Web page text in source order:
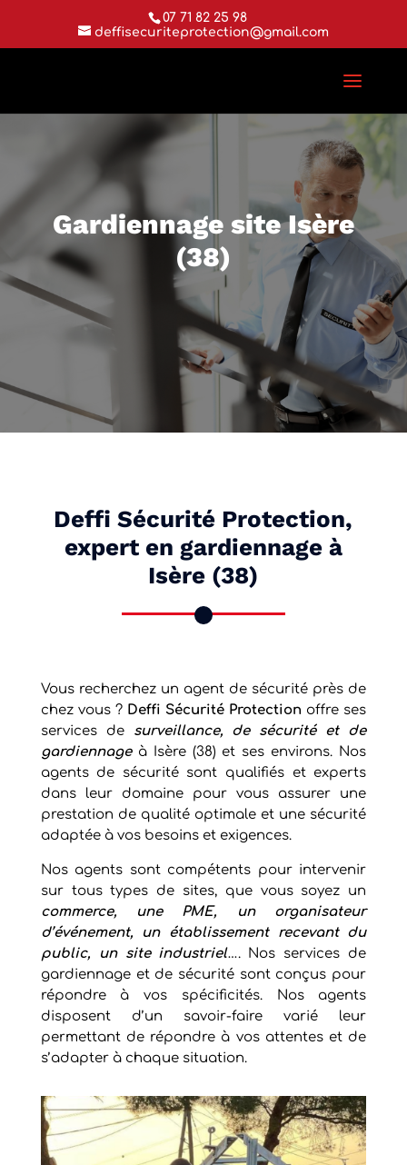
07 71 82 25 98
deffisecuriteprotection@gmail.com
Gardiennage site Isère
(38)
Deffi Sécurité Protection,
expert en gardiennage à
Isère (38)
Vous recherchez un agent de sécurité près de
chez vous ? Deffi Sécurité Protection offre ses
services de surveillance, de sécurité et de
gardiennageà Isère (38) et ses environs. Nos
agents de sécurité sont qualifiés et experts
dans leur domaine pour vous assurer une
prestation de qualité optimale et une sécurité
adaptée à vos besoins et exigences.
Nos agents sont compétents pour intervenir
sur tous types de sites, que vous soyez un
commerce, une PME, un organisateur
d’événement, un établissement recevant du
public, un site industriel…. Nos services de
gardiennage et de sécurité sont conçus pour
répondre à vos spécificités. Nos agents
disposent d’un savoir-faire varié leur
permettant de répondre à vos attentes et de
s’adapter à chaque situation.